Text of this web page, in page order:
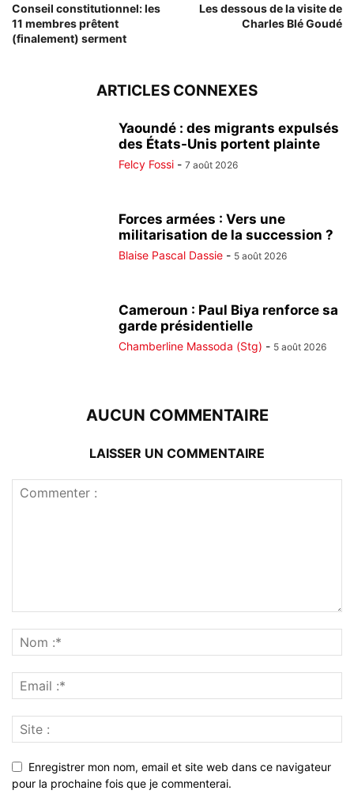
Conseil constitutionnel: les
11 membres prêtent
(finalement) serment
Les dessous de la visite de
Charles Blé Goudé
ARTICLES CONNEXES
Yaoundé : des migrants expulsés
des États-Unis portent plainte
Felcy Fossi - 7 août 2026
Forces armées : Vers une
militarisation de la succession ?
Blaise Pascal Dassie - 5 août 2026
Cameroun : Paul Biya renforce sa
garde présidentielle
Chamberline Massoda (Stg) - 5 août 2026
AUCUN COMMENTAIRE
LAISSER UN COMMENTAIRE
Enregistrer mon nom, email et site web dans ce navigateur
pour la prochaine fois que je commenterai.